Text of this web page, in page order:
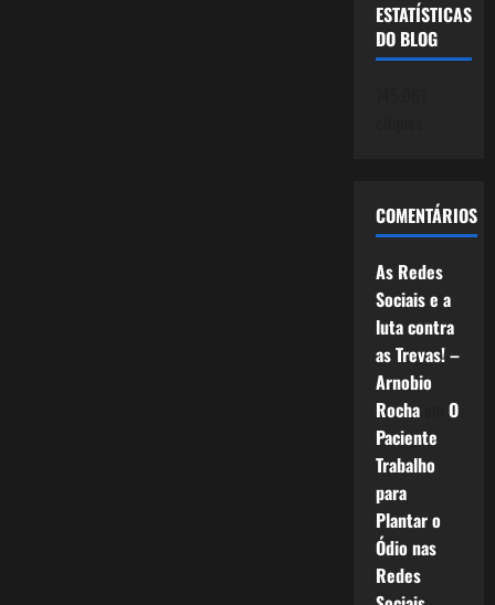
ESTATÍSTICAS
DO BLOG
COMENTÁRIOS
As Redes
Sociais e a
luta contra
as Trevas! –
Arnobio
Rochaem O
Paciente
Trabalho
para
Plantar o
Ódio nas
Redes